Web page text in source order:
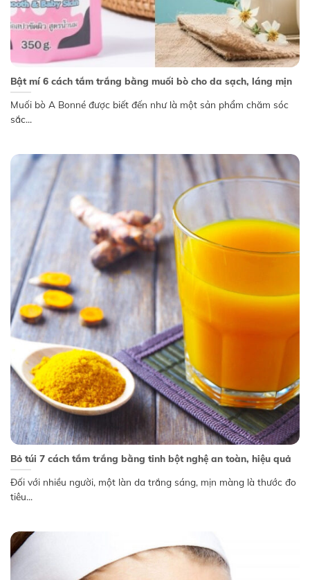
Bật mí 6 cách tắm trắng bằng muối bò cho da sạch, láng mịn
Muối bò A Bonné được biết đến như là một sản phẩm chăm sóc
sắc...
Bỏ túi 7 cách tắm trắng bằng tinh bột nghệ an toàn, hiệu quả
Đối với nhiều người, một làn da trắng sáng, mịn màng là thước đo
tiêu...